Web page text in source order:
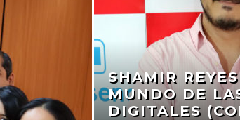
SHAMIR
MUNDO DE
DIGITALES